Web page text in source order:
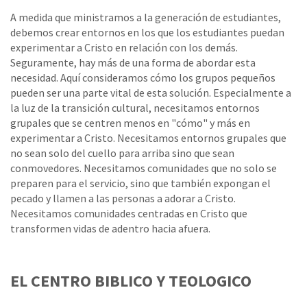
A medida que ministramos a la generación de estudiantes,
debemos crear entornos en los que los estudiantes puedan
experimentar a Cristo en relación con los demás.
Seguramente, hay más de una forma de abordar esta
necesidad. Aquí consideramos cómo los grupos pequeños
pueden ser una parte vital de esta solución. Especialmente a
la luz de la transición cultural, necesitamos entornos
grupales que se centren menos en "cómo" y más en
experimentar a Cristo. Necesitamos entornos grupales que
no sean solo del cuello para arriba sino que sean
conmovedores. Necesitamos comunidades que no solo se
preparen para el servicio, sino que también expongan el
pecado y llamen a las personas a adorar a Cristo.
Necesitamos comunidades centradas en Cristo que
transformen vidas de adentro hacia afuera.
EL CENTRO BIBLICO Y TEOLOGICO